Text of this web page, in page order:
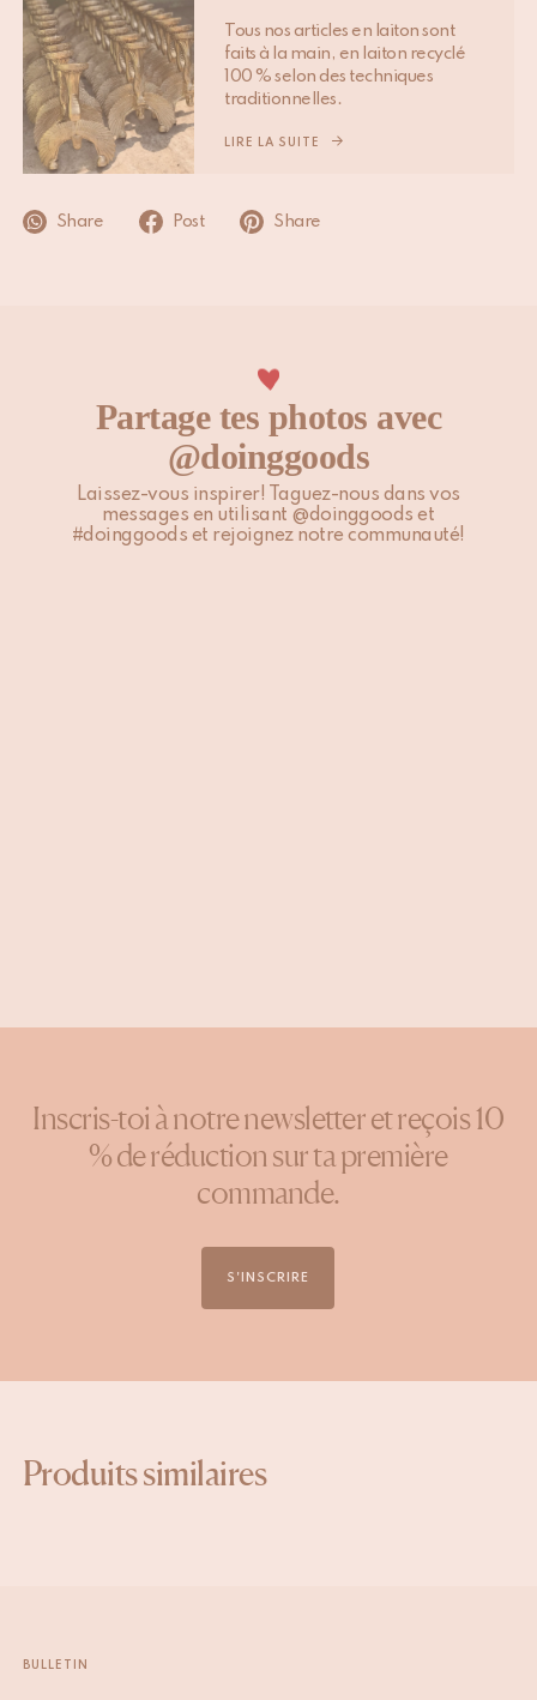
peuvent influencer les délais mentionnés ci-dessus.
Veuillez noter que les clients situés en dehors de l’UE sont
responsables des droits de douane, taxes locales et éventuels
frais supplémentaires.
Expédition & Livraison
Tous nos articles en laiton sont
faits à la main, en laiton recyclé
100 % selon des techniques
traditionnelles.
LIRE LA SUITE
Share Post Share
Partage tes photos avec
@doinggoods
Laissez-vous inspirer! Taguez-nous dans vos
messages en utilisant @doinggoods et
#doinggoods et rejoignez notre communauté!
Inscris-toi à notre newsletter et reçois 10
% de réduction sur ta première
commande.
S'INSCRIRE
Produits similaires
BULLETIN